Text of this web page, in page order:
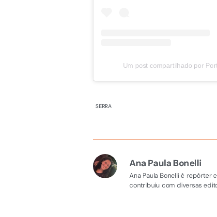
Um post compartilhado por
SERRA
Ana Paula Bonelli
Ana Paula Bonelli é repórter
contribuiu com diversas